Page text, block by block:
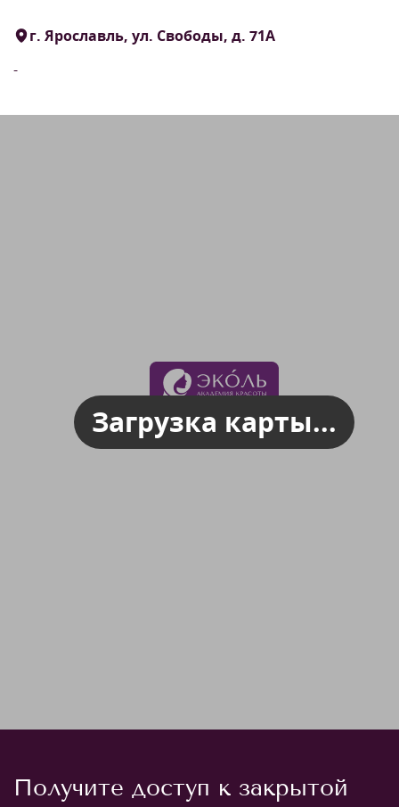
г. Ярославль, ул. Свободы, д. 71А
-
Загрузка карты...
Получите доступ к закрытой